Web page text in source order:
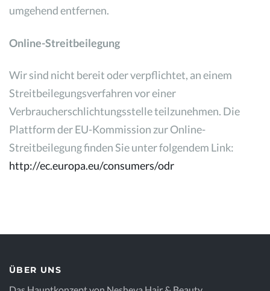
umgehend entfernen.
Online-Streitbeilegung
Wir sind nicht bereit oder verpflichtet, an einem
Streitbeilegungsverfahren vor einer
Verbraucherschlichtungsstelle teilzunehmen. Die
Plattform der EU-Kommission zur Online-
Streitbeilegung finden Sie unter folgendem Link:
http://ec.europa.eu/consumers/odr
ÜBER UNS